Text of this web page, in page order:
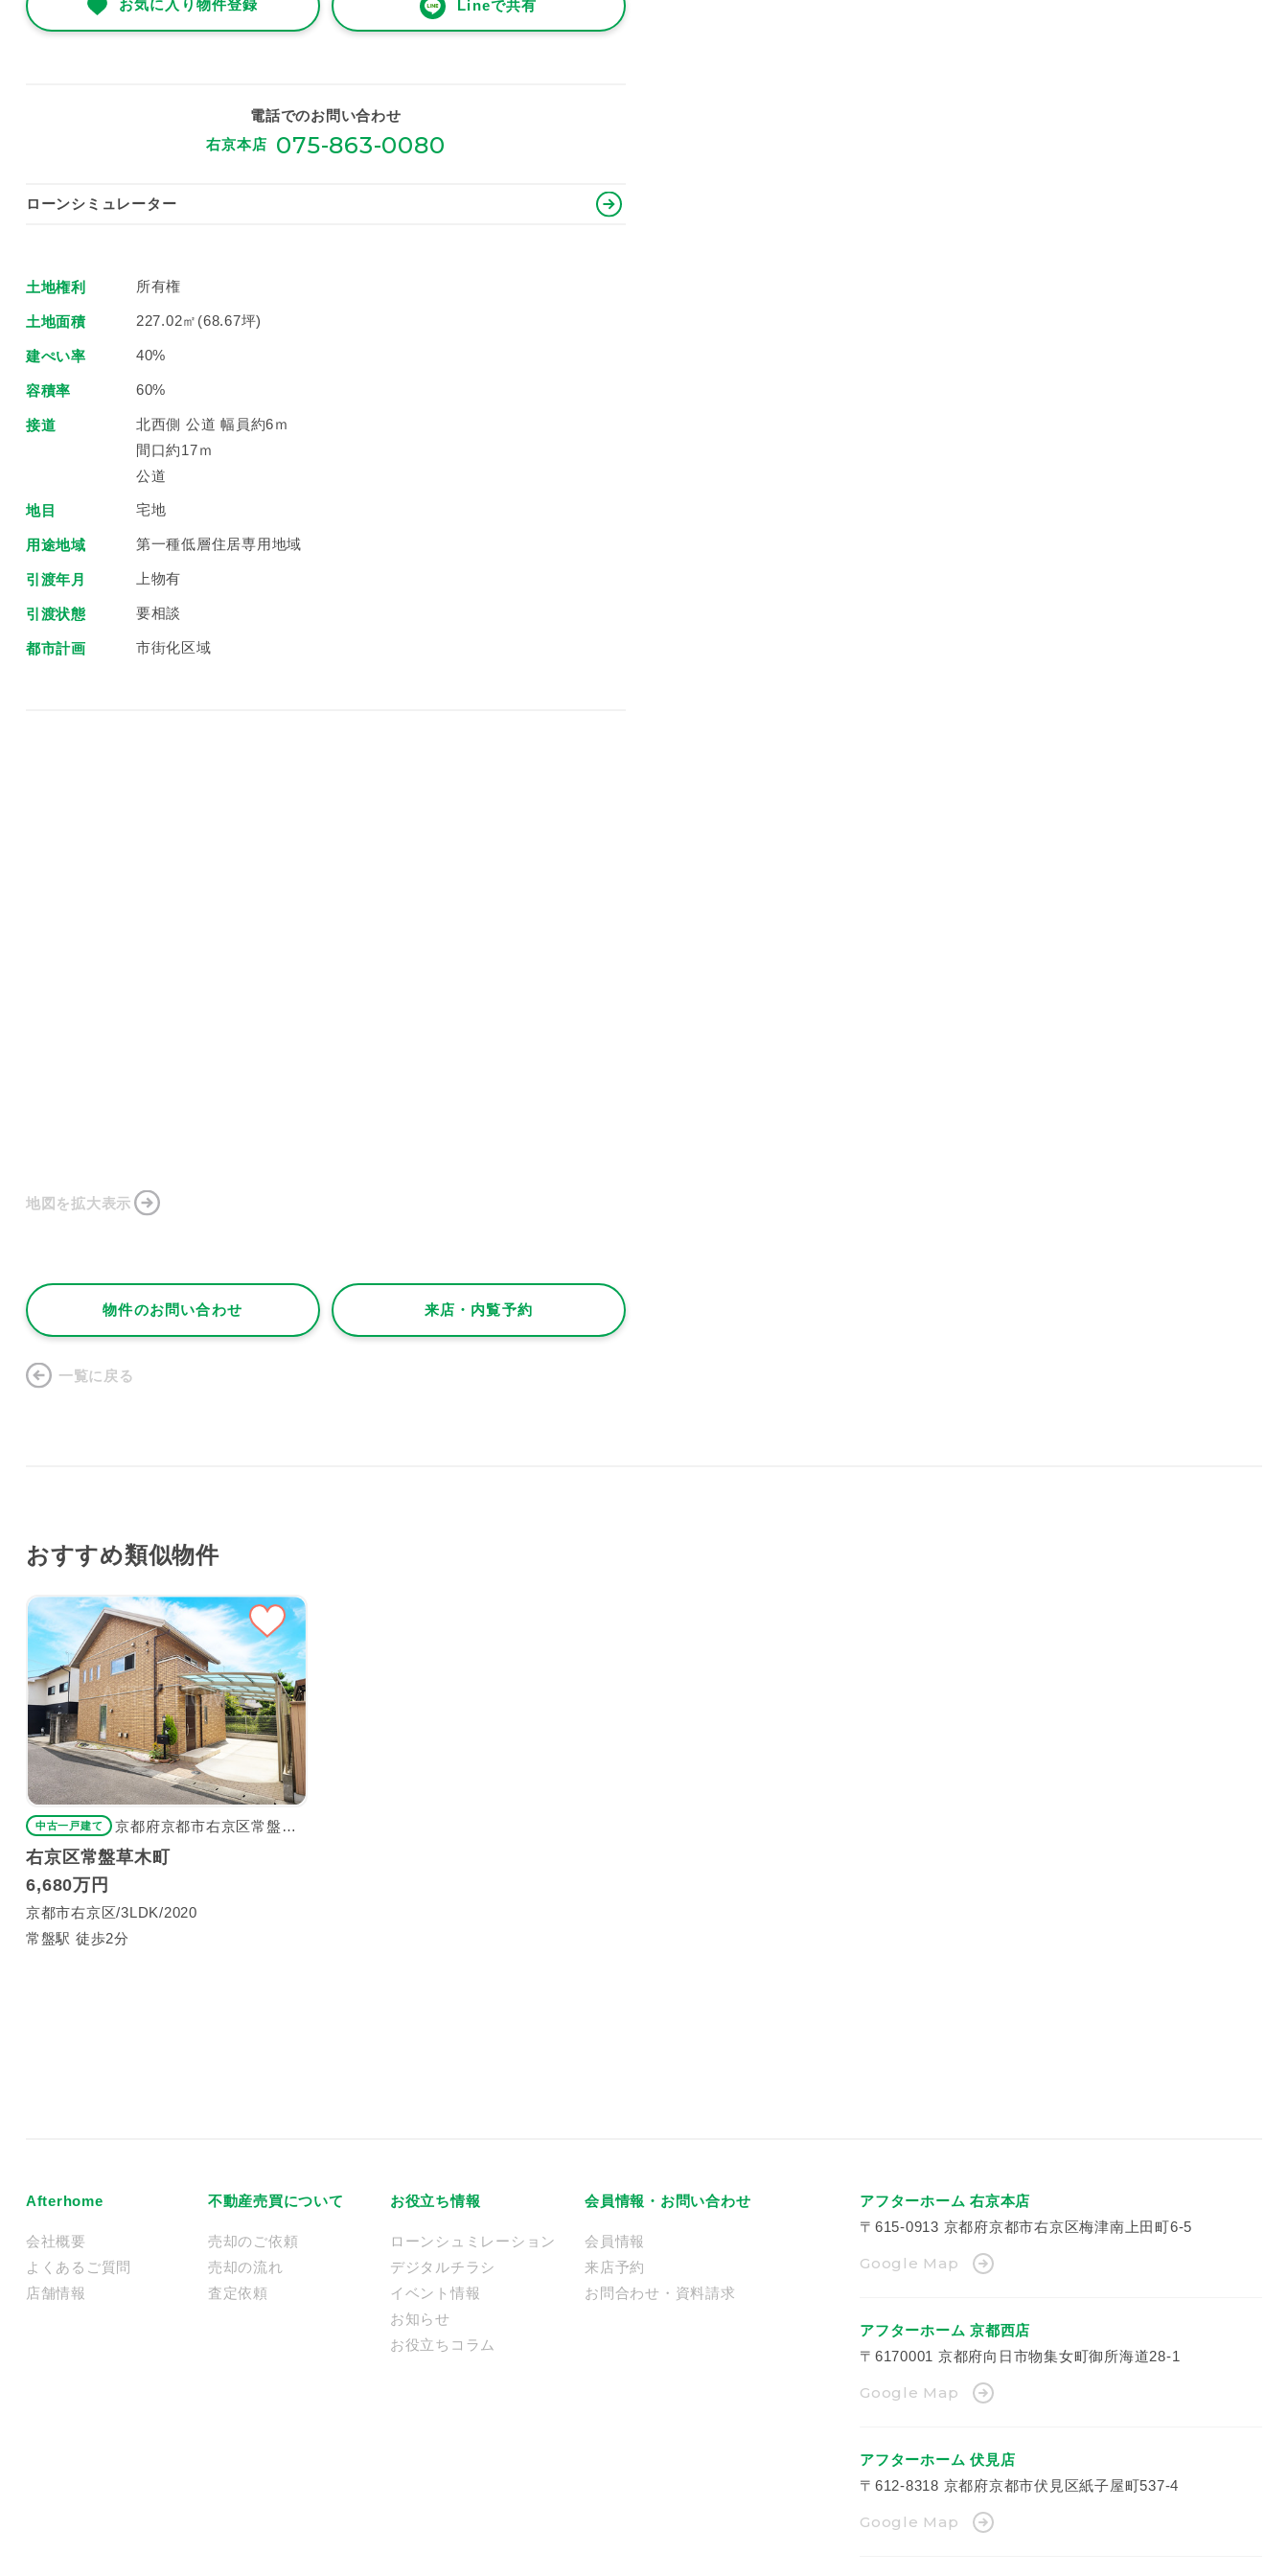
お気に入り物件登録 Lineで共有
電話でのお問い合わせ
右京本店
075-863-0080
ローンシミュレーター
土地権利 所有権
土地面積 227.02㎡(68.67坪)
建ぺい率 40%
容積率 60%
接道
北西側 公道 幅員約6ｍ
間口約17ｍ
公道
地目 宅地
用途地域 第一種低層住居専用地域
引渡年月 上物有
引渡状態 要相談
都市計画 市街化区域
地図を拡大表示
物件のお問い合わせ 来店・内覧予約
一覧に戻る
おすすめ類似物件
中古一戸建て 京都府京都市右京区常盤草木町
右京区常盤草木町
6,680万円
京都市右京区 3LDK 2020
常盤駅 徒歩2分
Afterhome
会社概要
よくあるご質問
店舗情報
不動産売買について
売却のご依頼
売却の流れ
査定依頼
お役立ち情報
ローンシュミレーション
デジタルチラシ
イベント情報
お知らせ
お役立ちコラム
会員情報・お問い合わせ
会員情報
来店予約
お問合わせ・資料請求
アフターホーム 右京本店
〒615-0913 京都府京都市右京区梅津南上田町6-5
Google Map
アフターホーム 京都西店
〒6170001 京都府向日市物集女町御所海道28-1
Google Map
アフターホーム 伏見店
〒612-8318 京都府京都市伏見区紙子屋町537-4
Google Map